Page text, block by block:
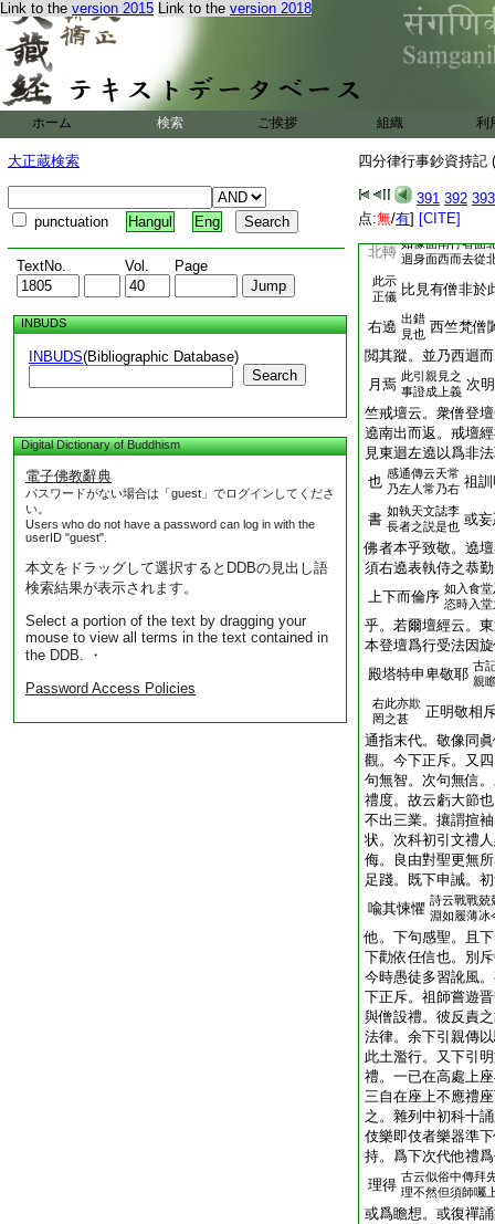
Link to the version 2015 Link to the version 2018
ホーム 検索 ご挨拶 組織 利
大正蔵検索
punctuation Hangul Eng
TextNo. Vol. Page
INBUDS
INBUDS(Bibliographic Database)
Search
Digital Dictionary of Buddhism
電子佛教辭典
パスワードがない場合は「guest」でログインしてくださ
い。
Users who do not have a password can log in with the
userID "guest".
本文をドラッグして選択するとDDBの見出し語
検索結果が表示されます。
Select a portion of the text by dragging your
mouse to view all terms in the text contained in
the DDB. ・
Password Access Policies
四分律行事鈔資持記
391 392 393
点:無/有] [CITE]
即知。天晴亦通著
不出三寶親友慈悲
見。六中五百問息
禮辭。彼説。舍利
按本起經是佛右面
弟子目連左面故也 經
示儀式。雜含中明
皆令右遶。古今諍
佛遶壇兩儀自別。
廣如別。初明遶佛
北轉 如像面南行者面
迴身面西而去從
此示
正儀 比見有僧非於
右遶 出錯
見也 西竺梵僧
閲其蹤。並乃西迴
月焉 此引親見之
事證成上義 次
竺戒壇云。衆僧登
遶南出而返。戒壇
見東迴左遶以爲非
也 感通傳云天常
乃左人常乃右 祖
書 如執天文誌李
長者之説是也 或
佛者本乎致敬。遶
須右遶表執侍之恭
上下而倫序 如入食堂
恣時入堂
乎。若爾壇經云。
本登壇爲行受法因
殿塔特申卑敬耶 古
親
右此亦欺
罔之甚
正明敬相
通指末代。敬像同
觀。今下正斥。又
句無智。次句無信
禮度。故云虧大節
不出三業。攘謂揎
状。次科初引文禮
侮。良由對聖更無
足踐。既下申誡。
喩其悚懼 詩云戰戰兢
淵如履薄冰
他。下句感聖。且
下勸依任信也。別
今時愚徒多習訛風
下正斥。祖師嘗遊
與僧設禮。彼反責
法律。余下引親傳
此土濫行。又下引
禮。一已在高處上
三自在座上不應禮
之。雜列中初科十
伎樂即伎者樂器準
持。爲下次代他禮
理得 古云似俗中傳拜
理不然但須師囑
或爲瞻想。或復禪